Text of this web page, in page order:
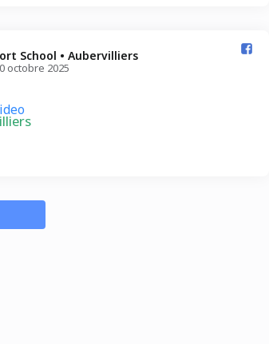
School • Aubervilliers️
octobre 2025